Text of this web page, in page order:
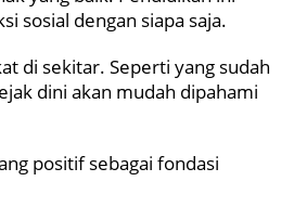
sosial dengan siapa saja.
di sekitar. Seperti yang sudah
dini akan mudah dipahami
positif sebagai fondasi